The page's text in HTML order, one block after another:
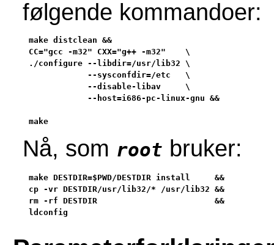
følgende kommandoer:
make distclean &&
CC="gcc -m32" CXX="g++ -m32"    \
./configure --libdir=/usr/lib32 \
            --sysconfdir=/etc   \
            --disable-libav     \
            --host=i686-pc-linux-gnu &&
make
Nå, som root bruker:
make DESTDIR=$PWD/DESTDIR install     &&
cp -vr DESTDIR/usr/lib32/* /usr/lib32 &&
rm -rf DESTDIR                        &&
ldconfig